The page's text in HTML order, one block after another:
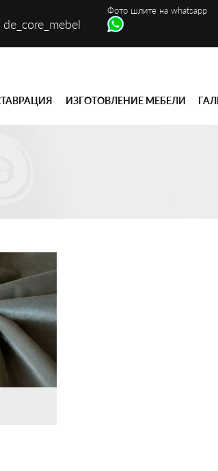
de_core_mebel
Фото шлите на whatsapp
ИЗГОТОВЛЕНИЕ МЕБЕЛИ